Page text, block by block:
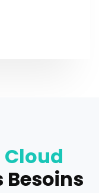
Besoins